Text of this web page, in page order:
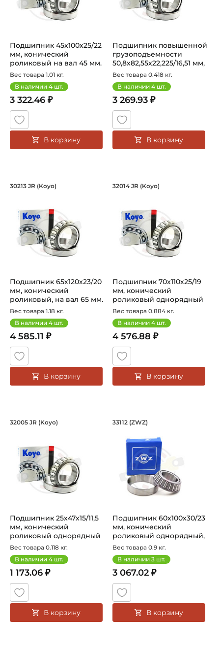
Подшипник 45х100х25/22
мм, конический
роликовый на вал 45 мм.
Артикул 3...
Вес товара 1.01 кг.
В наличии 4 шт.
3 322.46 ₽
В корзину
Подшипник повышенной
грузоподъемности
50,8х82,55х22,225/16,51 мм,
ролик...
Вес товара 0.418 кг.
В наличии 4 шт.
3 269.93 ₽
В корзину
Подшипник 65х120х23/20 мм,
30213 JR (Koyo)
Подшипник 65х120х23/20
мм, конический
роликовый, на вал 65 мм.
Артикул ...
Вес товара 1.18 кг.
В наличии 4 шт.
4 585.11 ₽
В корзину
Подшипник
32014 JR (Koyo)
Подшипник 70х110х25/19
мм, конический
роликовый однорядный
на вал 70 мм...
Вес товара 0.884 кг.
В наличии 4 шт.
4 576.88 ₽
В корзину
Подшипник 25х47х15/11,5 мм,
32005 JR (Koyo)
Подшипник 25х47х15/11,5
мм, конический
роликовый однорядный
на вал 25 м...
Вес товара 0.118 кг.
В наличии 4 шт.
1 173.06 ₽
В корзину
Подшипник
33112 (ZWZ)
Подшипник 60х100х30/23
мм, конический
роликовый однорядный,
на вал 60 м...
Вес товара 0.9 кг.
В наличии 3 шт.
3 067.02 ₽
В корзину